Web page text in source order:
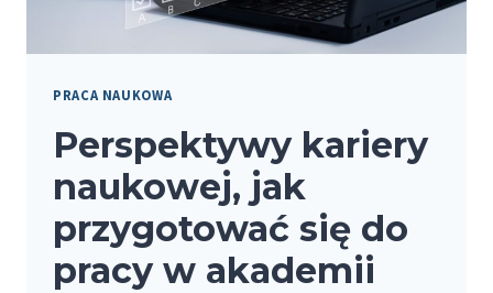
PRACA NAUKOWA
Perspektywy kariery
naukowej, jak
przygotować się do
pracy w akademii